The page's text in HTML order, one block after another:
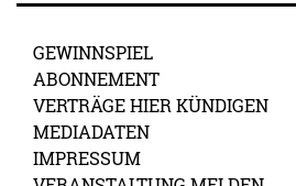
GEWINNSPIEL
ABONNEMENT
VERTRÄGE HIER KÜNDIGEN
MEDIADATEN
IMPRESSUM